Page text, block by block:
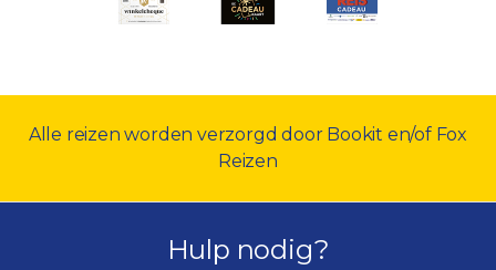
Alle reizen worden verzorgd door Bookit en/of Fox
Reizen
Hulp nodig?